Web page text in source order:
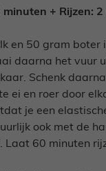
+ Rijzen:
en 50 gram
daarna het vuur
Schenk
ei en roer door
je een
ook met de
Laat 60 minuten